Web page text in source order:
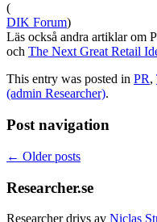
(
DIK Forum)
Läs också andra artiklar om
och The Next Great Retail
This entry was posted in PR,
(admin Researcher).
Post navigation
← Older posts
Researcher.se
Researcher drivs av Niclas